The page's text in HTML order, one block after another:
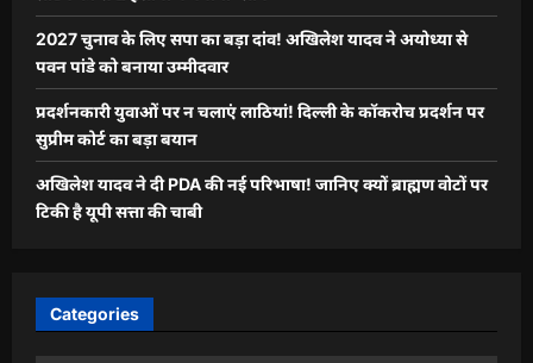
2027 चुनाव के लिए सपा का बड़ा दांव! अखिलेश यादव ने अयोध्या से
पवन पांडे को बनाया उम्मीदवार
प्रदर्शनकारी युवाओं पर न चलाएं लाठियां! दिल्ली के कॉकरोच प्रदर्शन पर
सुप्रीम कोर्ट का बड़ा बयान
अखिलेश यादव ने दी PDA की नई परिभाषा! जानिए क्यों ब्राह्मण वोटों पर
टिकी है यूपी सत्ता की चाबी
Categories